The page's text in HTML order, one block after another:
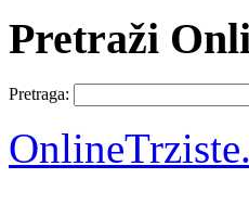
Pretraži
Pretraga: